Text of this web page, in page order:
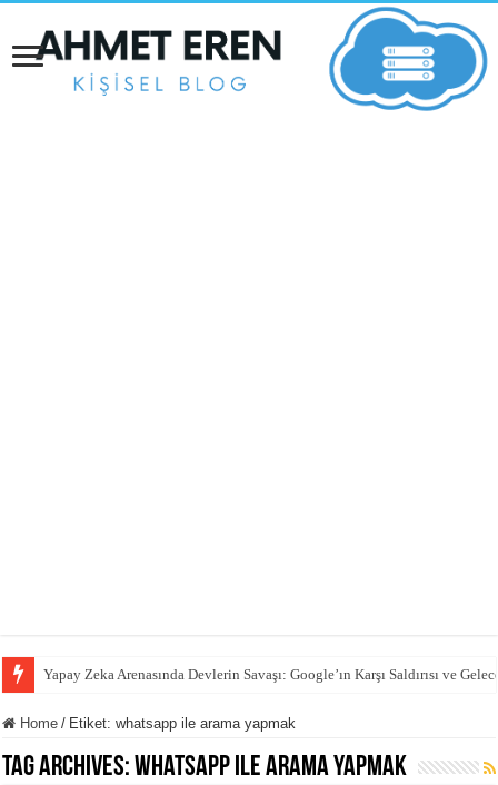
Yapay Zeka Arenasında Devlerin Savaşı: Google’ın Karşı Saldırısı ve
Home / Etiket:whatsapp ile arama yapmak
Tag Archives:whatsapp ile arama yapmak